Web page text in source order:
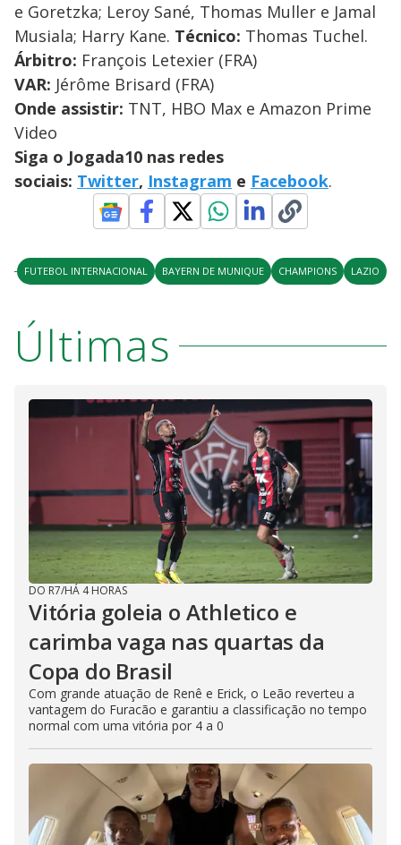
e Goretzka; Leroy Sané, Thomas Muller e Jamal
Musiala; Harry Kane. Técnico: Thomas Tuchel.
Árbitro: François Letexier (FRA)
VAR: Jérôme Brisard (FRA)
Onde assistir: TNT, HBO Max e Amazon Prime
Video
Siga o Jogada10 nas redes
sociais: Twitter, Instagram e Facebook.
FUTEBOL INTERNACIONAL BAYERN DE MUNIQUE CHAMPIONS LAZIO
Últimas
DO R7/HÁ 4 HORAS
Vitória goleia o Athletico e
carimba vaga nas quartas da
Copa do Brasil
Com grande atuação de Renê e Erick, o Leão reverteu a
vantagem do Furacão e garantiu a classificação no tempo
normal com uma vitória por 4 a 0